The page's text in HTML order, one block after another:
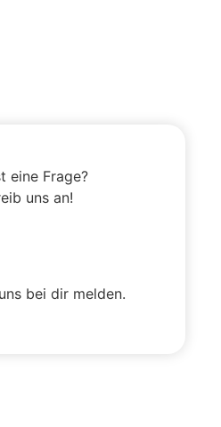
eine Frage?
uns an!
bei dir melden.